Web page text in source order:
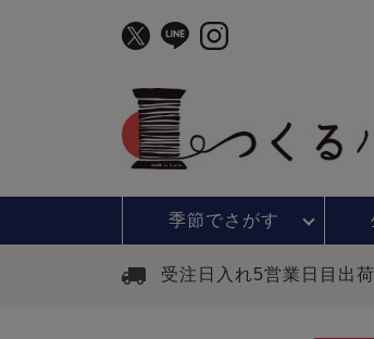
季節でさがす
受注日入れ5営業日目出